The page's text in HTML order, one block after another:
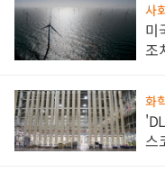
사
미
조
화
스